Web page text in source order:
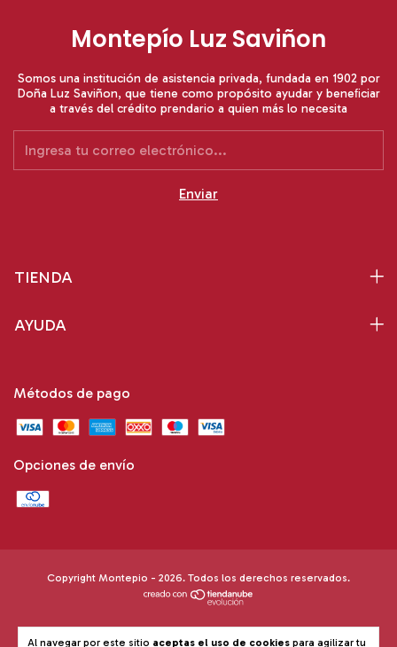
Al navegar por este sitio aceptas el uso de cookies para agilizar tu
Montepío Luz Saviñon
Somos una institución de asistencia privada, fundada en 1902 por
Doña Luz Saviñon, que tiene como propósito ayudar y beneﬁciar
a través del crédito prendario a quien más lo necesita
TIENDA
AYUDA
Métodos de pago
Opciones de envío
Copyright Montepio - 2026. Todos los derechos reservados.